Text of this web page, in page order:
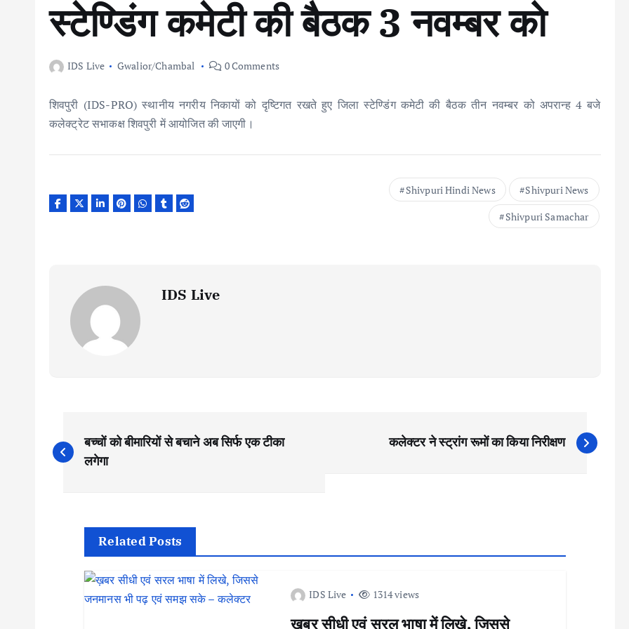
स्टेण्डिंग कमेटी की बैठक 3 नवम्बर को
IDS Live Gwalior/Chambal 0 Comments
शिवपुरी (IDS-PRO) स्थानीय नगरीय निकायों को दृष्टिगत रखते हुए जिला स्टेण्डिंग कमेटी की बैठक तीन नवम्बर को अपरान्ह 4 बजे
कलेक्ट्रेट सभाकक्ष शिवपुरी में आयोजित की जाएगी।
Shivpuri Hindi News
Shivpuri News
Shivpuri Samachar
IDS Live
P
o
बच्चों को बीमारियों से बचाने अब सिर्फ एक टीका
लगेगा
कलेक्टर ने स्ट्रांग रूमों का किया निरीक्षण
Related Posts
IDS Live 1314 views
ख़बर सीधी एवं सरल भाषा में लिखे, जिससे